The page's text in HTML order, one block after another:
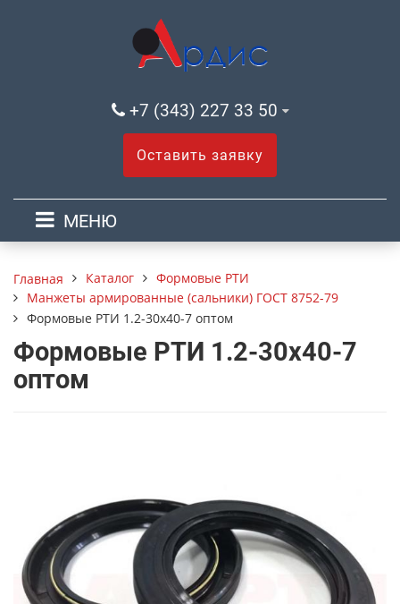
+7 (343) 227 33 50
Оставить заявку
МЕНЮ
Главная Каталог
Формовые РТИ
Манжеты армированные (сальники) ГОСТ 8752-79
Формовые РТИ 1.2-30х40-7 оптом
Формовые РТИ 1.2-30х40-7
оптом